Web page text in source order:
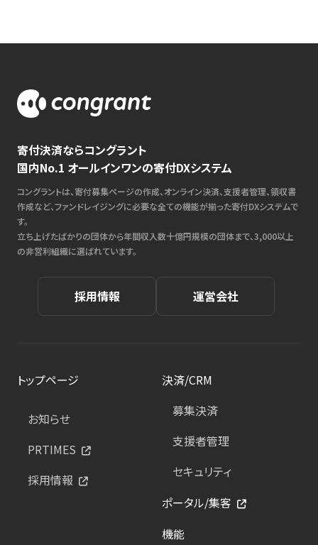
寄付決済ならコングラント
国内No.1 オールインワンの寄付DXシステム
コングラントは、寄付募集ページの作成、オンライン決済、支援者管理、領収書
作成など、ファンドレイジングに必要な全ての機能が揃った寄付DXシステムで
す。
立ち上げたばかりの団体から年間収入数十億円規模の団体まで、3,000以上
の非営利組織に選ばれています。
採用情報 運営会社
トップページ
お知らせ
PRTIMES
採用情報
決済/CRM
募集決済
支援者管理
セキュリティ
ポータル/集客
機能